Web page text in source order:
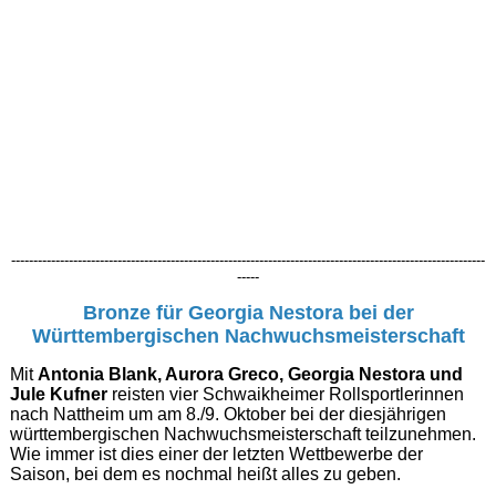
-----------------------------------------------------------------------------------------------------------
-----
Bronze für Georgia Nestora bei der
Württembergischen Nachwuchsmeisterschaft
MitAntonia Blank, Aurora Greco, Georgia Nestora und
Jule Kufner reisten vier Schwaikheimer Rollsportlerinnen
nach Nattheim um am 8./9. Oktober bei der diesjährigen
württembergischen Nachwuchsmeisterschaft teilzunehmen.
Wie immer ist dies einer der letzten Wettbewerbe der
Saison, bei dem es nochmal heißt alles zu geben.